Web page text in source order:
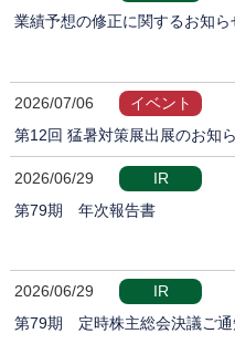
業績予想の修正に関するお知ら
2026/07/06
イベント
第12回 猛暑対策展出展のお知
2026/06/29
IR
第79期 年次報告書
2026/06/29
IR
第79期 定時株主総会決議ご通